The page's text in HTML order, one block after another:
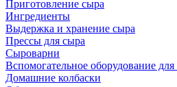
Приготовление сыра
Ингредиенты
Выдержка и хранение сыра
Прессы для сыра
Сыроварни
Вспомогательное оборудование
Домашние колбаски